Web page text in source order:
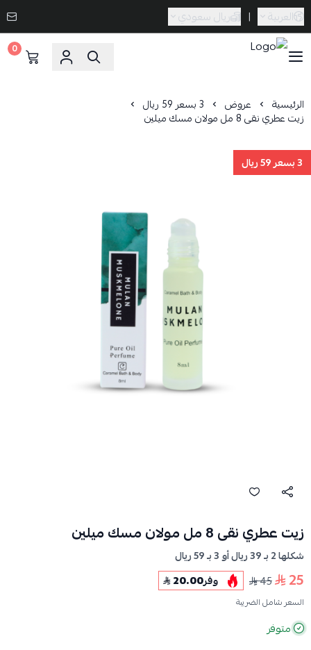
العربية | ريال سعودي
0
الرئيسية عروض 3 بسعر 59 ريال
زيت عطري نقى 8 مل مولان مسك ميلين
3 بسعر 59 ريال
زيت عطري نقى 8 مل مولان مسك ميلين
شكلها 2 بـ 39 ريال أو 3 بـ 59 ريال
25
45 وفر20.00
السعر شامل الضريبة
متوفر